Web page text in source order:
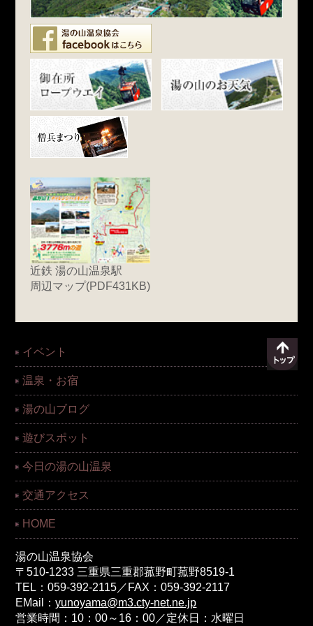
近鉄 湯の山温泉駅
周辺マップ(PDF431KB)
イベント
温泉・お宿
湯の山ブログ
遊びスポット
今日の湯の山温泉
交通アクセス
HOME
湯の山温泉協会
〒510-1233 三重県三重郡菰野町菰野8519-1
TEL：059-392-2115／FAX：059-392-2117
EMail：yunoyama@m3.cty-net.ne.jp
営業時間：10：00～16：00／定休日：水曜日